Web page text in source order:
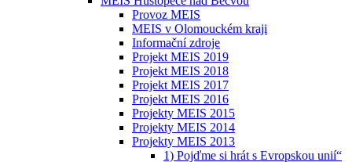
Provoz MEIS
MEIS v Olomouckém kraji
Informační zdroje
Projekt MEIS 2019
Projekt MEIS 2018
Projekt MEIS 2017
Projekt MEIS 2016
Projekty MEIS 2015
Projekty MEIS 2014
Projekty MEIS 2013
1) Pojďme si hrát s Evropskou unií“